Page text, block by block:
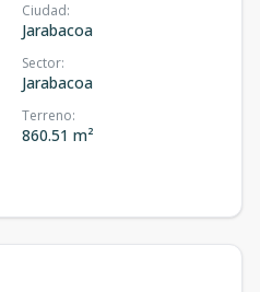
Ciudad:
Jarabacoa
Sector:
Jarabacoa
Terreno:
860.51 m²